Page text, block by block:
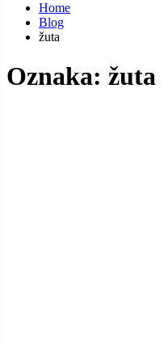
Home
Blog
žuta
Oznaka: žuta